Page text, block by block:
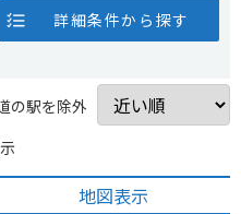
詳細条件から探す
の駅を除外
地図表示